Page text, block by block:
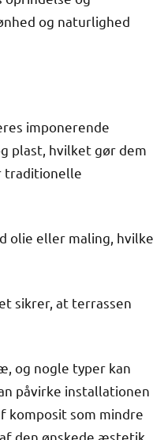
og naturlighed
imponerende
plast, hvilket gør dem
traditionelle
olie eller maling,
sikrer, at terrassen
og nogle typer kan
påvirke installationen
komposit som mindre